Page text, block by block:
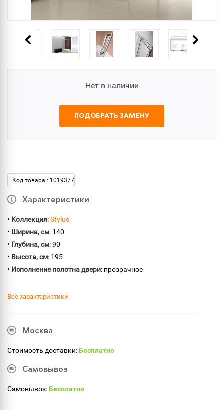
Нет в наличии
ПОДОБРАТЬ ЗАМЕНУ
Код товара : 1019377
Характеристики
• Коллекция:Stylus
• Ширина, см: 140
• Глубина, см: 90
• Высота, см: 195
• Исполнение полотна двери: прозрачное
Все характеристики
Москва
Стоимость доставки:Бесплатно
Самовывоз
Самовывоз:Бесплатно